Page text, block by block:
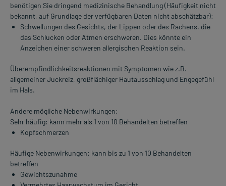
benötigen Sie dringend medizinische Behandlung (Häufigkeit nicht
bekannt, auf Grundlage der verfügbaren Daten nicht abschätzbar):
Schwellungen des Gesichts, der Lippen oder des Rachens, die
das Schlucken oder Atmen erschweren. Dies könnte ein
Anzeichen einer schweren allergischen Reaktion sein.
Überempfindlichkeitsreaktionen mit Symptomen wie z.B.
allgemeiner Juckreiz, großflächiger Hautausschlag und Engegefühl
im Hals.
Andere mögliche Nebenwirkungen:
Sehr häufig: kann mehr als 1 von 10 Behandelten betreffen
Kopfschmerzen
Häufige Nebenwirkungen: kann bis zu 1 von 10 Behandelten
betreffen
Gewichtszunahme